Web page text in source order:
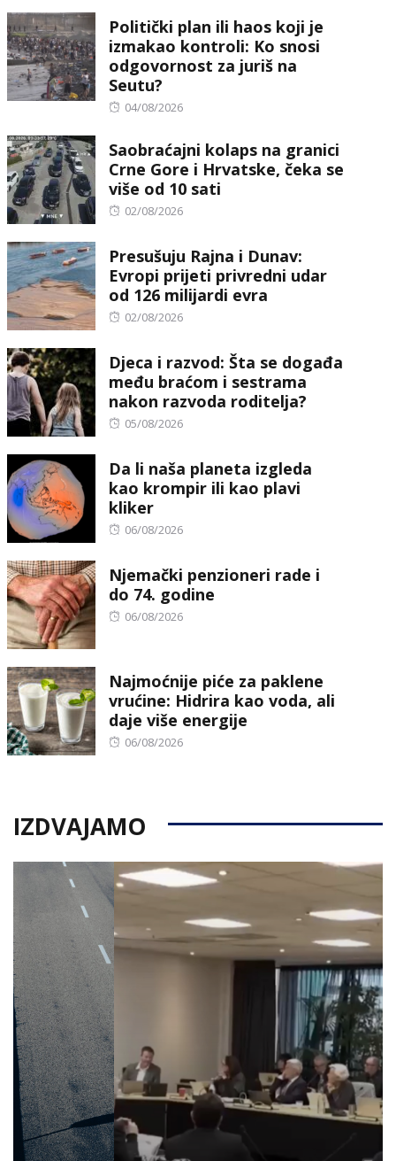
Politički plan ili haos koji je
izmakao kontroli: Ko snosi
odgovornost za juriš na
Seutu?
Posted
04/08/2026
Saobraćajni kolaps na granici
Crne Gore i Hrvatske, čeka se
više od 10 sati
Posted
02/08/2026
Presušuju Rajna i Dunav:
Evropi prijeti privredni udar
od 126 milijardi evra
Posted
02/08/2026
Djeca i razvod: Šta se događa
među braćom i sestrama
nakon razvoda roditelja?
Posted
05/08/2026
Da li naša planeta izgleda
kao krompir ili kao plavi
kliker
Posted
06/08/2026
Njemački penzioneri rade i
do 74. godine
Posted
06/08/2026
Najmoćnije piće za paklene
vrućine: Hidrira kao voda, ali
daje više energije
Posted
06/08/2026
IZDVAJAMO